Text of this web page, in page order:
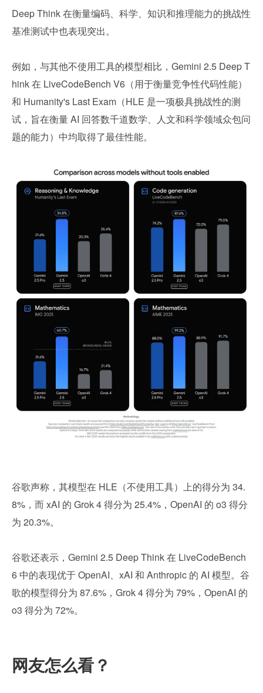
Deep Think 在衡量编码、科学、知识和推理能力的挑战性
基准测试中也表现突出。
例如，与其他不使用工具的模型相比，Gemini 2.5 Deep T
hink 在 LiveCodeBench V6（用于衡量竞争性代码性能）
和 Humanity's Last Exam（HLE 是一项极具挑战性的测
试，旨在衡量 AI 回答数千道数学、人文和科学领域众包问
题的能力）中均取得了最佳性能。
谷歌声称，其模型在 HLE（不使用工具）上的得分为 34.
8%，而 xAI 的 Grok 4 得分为 25.4%，OpenAI 的 o3 得分
为 20.3%。
谷歌还表示，Gemini 2.5 Deep Think 在 LiveCodeBench
6 中的表现优于 OpenAI、xAI 和 Anthropic 的 AI 模型。谷
歌的模型得分为 87.6%，Grok 4 得分为 79%，OpenAI 的
o3 得分为 72%。
网友怎么看？